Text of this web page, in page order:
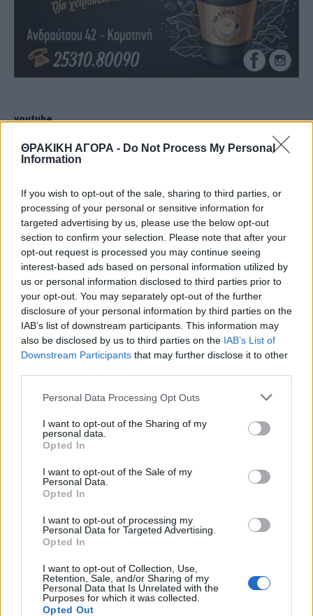
ΘΡΑΚΙΚΗ ΑΓΟΡΑ - Do Not Process My Personal
Information
If you wish to opt-out of the sale, sharing to third parties, or
processing of your personal or sensitive information for
targeted advertising by us, please use the below opt-out
section to confirm your selection. Please note that after your
opt-out request is processed you may continue seeing
interest-based ads based on personal information utilized by
us or personal information disclosed to third parties prior to
your opt-out. You may separately opt-out of the further
disclosure of your personal information by third parties on the
IAB’s list of downstream participants. This information may
also be disclosed by us to third parties on the IAB’s List of
Downstream Participants that may further disclose it to other
Personal Data Processing Opt Outs
I want to opt-out of the Sharing of my
personal data.
Opted In
I want to opt-out of the Sale of my
Personal Data.
Opted In
I want to opt-out of processing my
Personal Data for Targeted Advertising.
Opted In
I want to opt-out of Collection, Use,
Retention, Sale, and/or Sharing of my
Personal Data that Is Unrelated with the
Purposes for which it was collected.
Opted Out
youtube
ΘΡΑΚΙΚΗ ΑΓΟΡΑ : 06 ΑΥΓΟΥΣΤΟΥ 2026